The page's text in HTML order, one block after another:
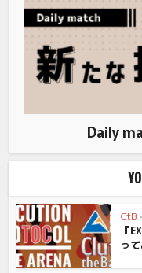
Daily
CtB •
『
っ